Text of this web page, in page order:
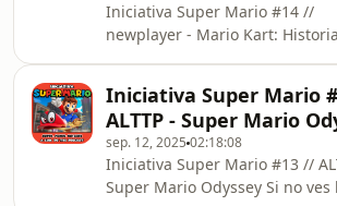
Iniciativa Super Mario #14 //
newplayer - Mario Kart:
https://feedbueno.es/imario/
🍄 Iniciativa Super Mario es un
colaborativo que reúne a
podcasters para celebrar 40
fontanero más famoso del
Iniciativa Super Mario
ALTTP - Super Mario
sep. 12, 2025 02:18:08
Iniciativa Super Mario #13 //
Super Mario Odyssey Si no ves las